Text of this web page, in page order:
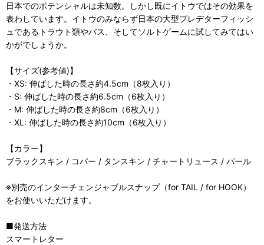
日本でのポテンシャルは未知数。しかし既にイトウではその効果を
表わしています。イトウのみならず日本の大型プレデターフィッシ
ュであるトラウト類やバス、そしてソルトゲームに試してみてはい
かがでしょうか。
【サイズ(参考値)】
・XS: 伸ばした時の長さ約4.5cm（8枚入り）
・S: 伸ばした時の長さ約6.5cm（6枚入り）
・M: 伸ばした時の長さ約8cm（6枚入り）
・XL: 伸ばした時の長さ約10cm（6枚入り）
【カラー】
ブラックスキン / コパー / タンスキン / チャートリュース / パール
※別売のインターチェンジャブルスナップ（for TAIL / for HOOK）
をお使いいただけます。
■発送方法
スマートレター